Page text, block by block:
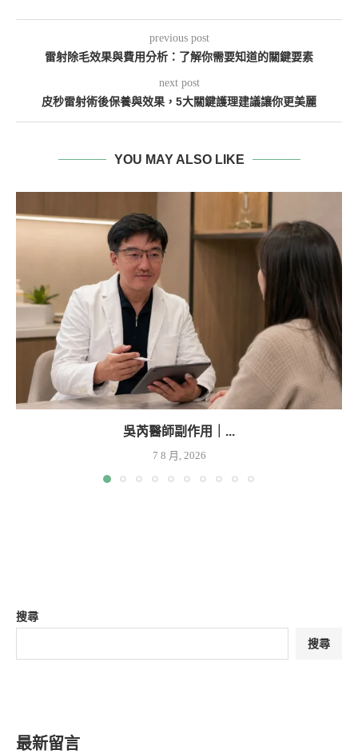
previous post
雷射除毛效果與費用分析：了解你需要知道的關鍵要素
next post
皮秒雷射術後保養與效果，5大關鍵護理建議讓你更美麗
YOU MAY ALSO LIKE
吳芮醫師副作用｜...
7 8 月, 2026
搜尋
搜尋
最新留言